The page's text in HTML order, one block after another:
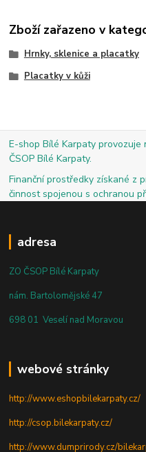
Zboží zařazeno v
Hrnky, sklenice a placatky
Placatky v kůži
E-shop Bílé Karpaty
ČSOP Bílé Karpaty.
Finanční prostředky získané z
činnost spojenou s ochranou
adresa
ZO ČSOP Bílé Karpaty
nám. Bartolomějské 47
698 01 Veselí nad Moravou
webové stránky
http://www.eshopbilekarpaty.cz/
http://csop.bilekarpaty.cz/
http://www.dumprirody.cz/